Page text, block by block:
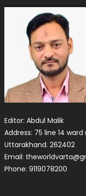
Editor: Abdul Malik
Address: 75 line 14
Uttarakhand. 262402
Email:
Phone: 9119078200